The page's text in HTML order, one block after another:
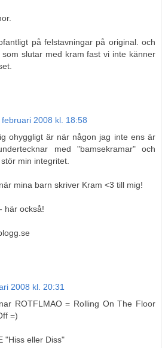
på felstavningar på original. och
som slutar med kram fast vi inte känner
februari 2008 kl. 18:58
ohyggligt är när någon jag inte ens är
med "bamsekramar" och
min integritet.
mina barn skriver Kram <3 till mig!
här också!
2008 kl. 20:31
ROTFLMAO = Rolling On The Floor
=)
"Hiss eller Diss"